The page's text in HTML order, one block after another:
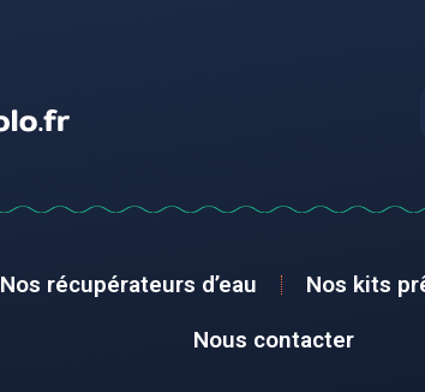
Nos récupérateurs d’eau Nos kits
Nous contacter